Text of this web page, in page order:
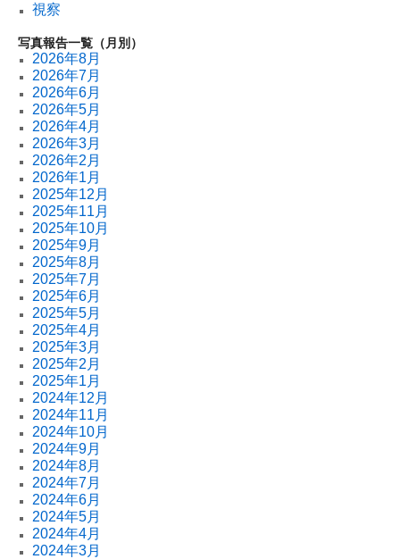
視察
写真報告一覧（月別）
2026年8月
2026年7月
2026年6月
2026年5月
2026年4月
2026年3月
2026年2月
2026年1月
2025年12月
2025年11月
2025年10月
2025年9月
2025年8月
2025年7月
2025年6月
2025年5月
2025年4月
2025年3月
2025年2月
2025年1月
2024年12月
2024年11月
2024年10月
2024年9月
2024年8月
2024年7月
2024年6月
2024年5月
2024年4月
2024年3月